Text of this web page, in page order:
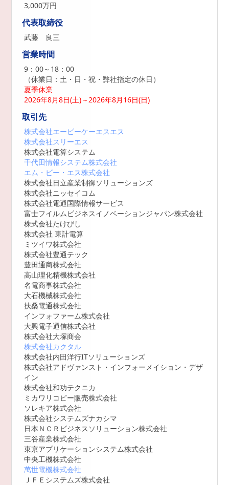
3,000万円
代表取締役
武藤 良三
営業時間
9：00～18：00
（休業日：土・日・祝・弊社指定の休日）
夏季休業
2026年8月8日(土)～2026年8月16日(日)
取引先
株式会社エービーケーエスエス
株式会社スリーエス
株式会社電算システム
千代田情報システム株式会社
エム・ビー・エス株式会社
株式会社日立産業制御ソリューションズ
株式会社ニッセイコム
株式会社電通国際情報サービス
富士フイルムビジネスイノベーションジャパン株式会社
株式会社たけびし
株式会社 東計電算
ミツイワ株式会社
株式会社豊通テック
豊田通商株式会社
高山理化精機株式会社
名電商事株式会社
大石機械株式会社
扶桑電通株式会社
インフォファーム株式会社
大興電子通信株式会社
株式会社大塚商会
株式会社カクタル
株式会社内田洋行ITソリューションズ
株式会社アドヴァンスト・インフォーメイション・デザ
イン
株式会社和功テクニカ
ミカワリコピー販売株式会社
ソレキア株式会社
株式会社システムズナカシマ
日本ＮＣＲビジネスソリューション株式会社
三谷産業株式会社
東京アプリケーションシステム株式会社
中央工機株式会社
萬世電機株式会社
ＪＦＥシステムズ株式会社